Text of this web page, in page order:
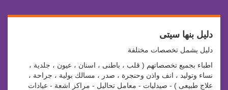
دليل بنها سيتى
دليل يشمل تخصصات مختلفة
اطباء بجميع تخصصاتهم ( قلب ، باطنى ، اسنان ، عيون ، جلدية ،
نساء وتوليد ، انف واذن وحنجرة ، صدر ، مسالك بولية ، جراحة ،
علاج طبيعى ) - صيدليات - معامل تحاليل - مراكز اشعة - عيادات